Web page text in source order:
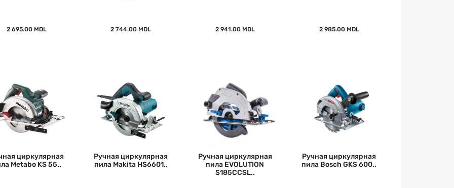
2 695.00 MDL 2 744.00 MDL 2 941.00 MDL 2 985.00 MDL
циркулярная
Metabo KS 55..
Ручная циркулярная
пила Makita HS6601..
Ручная циркулярная
пила EVOLUTION
S185CCSL..
Ручная циркулярная
пила Bosch GKS 600..